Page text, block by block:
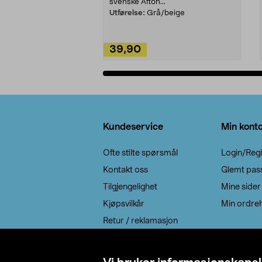
svenske Afton...
Utførelse: Grå/beige
39,90
Kundeservice
Ofte stilte spørsmål
Kontakt oss
Tilgjengelighet
Kjøpsvilkår
Retur / reklamasjon
Min
Login/
Glemt
Mine sider
Min